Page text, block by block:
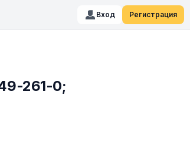
Вход Регистрация
261-0;